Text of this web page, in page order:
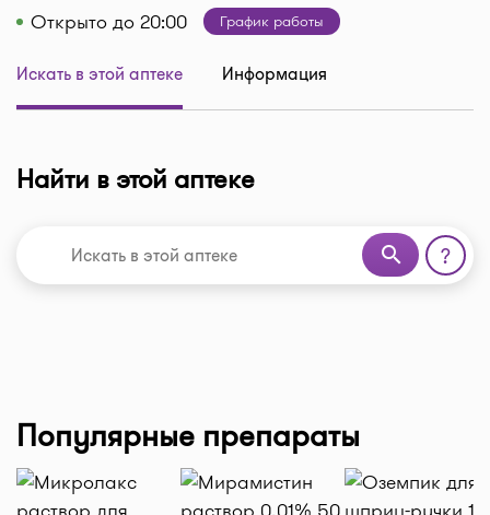
Открыто до 20:00
График работы
Искать в этой аптеке Информация
Найти в этой аптеке
search ?
Популярные препараты